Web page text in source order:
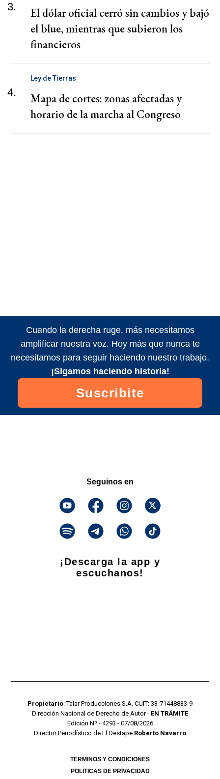
3.
El dólar oficial cerró sin cambios y bajó
el blue, mientras que subieron los
financieros
4.
Ley de Tierras
Mapa de cortes: zonas afectadas y
horario de la marcha al Congreso
Cuando la derecha ruge, más necesitamos
amplificar nuestra voz. Hoy más que nunca te
necesitamos para seguir haciendo nuestro trabajo.
¡Sigamos haciendo historia!
Suscribite
Seguinos en
¡Descarga la app y
escuchanos!
Propietario: Talar Producciones S.A. CUIT: 33-71448833-9
Dirección Nacional de Derecho de Autor - EN TRÁMITE
Edición Nº - 4293 - 07/08/2026
Director Periodístico de El Destape Roberto Navarro
TERMINOS Y CONDICIONES
POLITICAS DE PRIVACIDAD